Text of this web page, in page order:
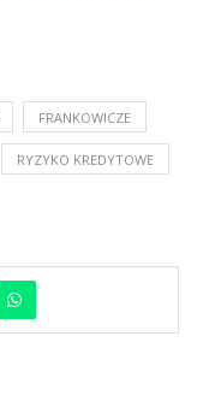
FRANKOWICZE
RYZYKO KREDYTOWE